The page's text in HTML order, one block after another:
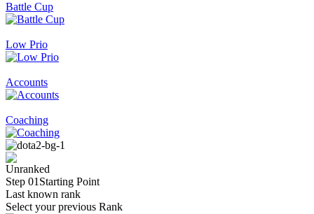
Battle Cup
Low Prio
Accounts
Coaching
Step 01 Starting Point
Last known rank
Select your previous Rank